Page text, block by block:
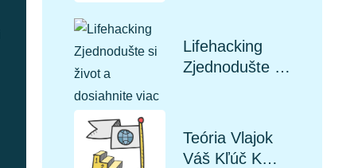
Vášmu Plánu
B V Paraguaji
Lifehacking
Zjednodušte Si
Viac
Teória Vlajok
Váš Kľúč K